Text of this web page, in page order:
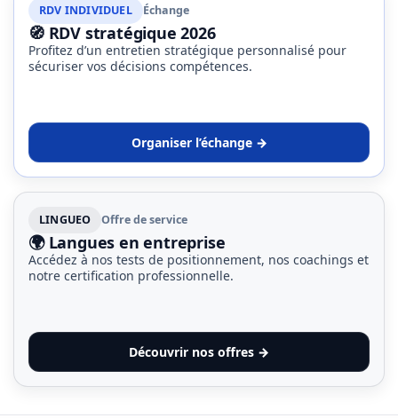
RDV INDIVIDUEL Échange
🧭 RDV stratégique 2026
Profitez d’un entretien stratégique personnalisé pour
sécuriser vos décisions compétences.
Organiser l’échange →
LINGUEO Offre de service
🌍 Langues en entreprise
Accédez à nos tests de positionnement, nos coachings et
notre certification professionnelle.
Découvrir nos offres →